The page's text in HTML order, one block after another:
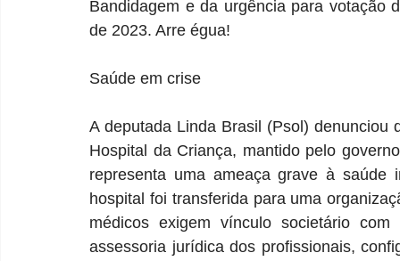
Bandidagem e da urgência para votação
de 2023. Arre égua!
Saúde em crise
A deputada Linda Brasil (Psol)
Hospital da Criança, mantido pelo
representa uma ameaça grave à saúde
hospital foi transferida para uma
médicos exigem vínculo societário
assessoria jurídica dos profissionais,